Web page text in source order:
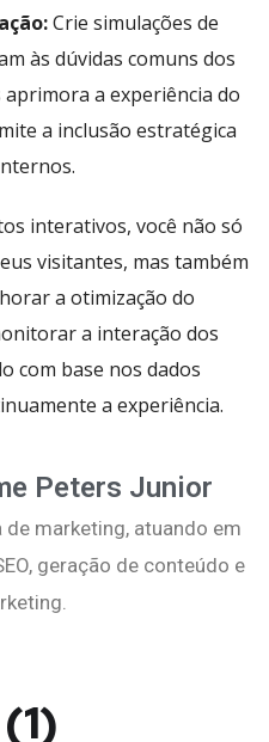
Crie simulações de
às dúvidas comuns dos
a experiência do
a inclusão estratégica
interativos, você não só
visitantes, mas também
a otimização do
a interação dos
com base nos dados
a experiência.
Peters Junior
de marketing, atuando em
geração de conteúdo e